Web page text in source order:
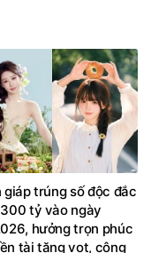
giáp trúng số độc đắc
tỷ vào ngày
hưởng trọn phúc
tài tăng vọt, công